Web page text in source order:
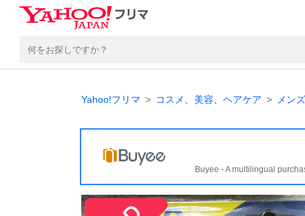
Yahoo!フリマ コスメ、美容、ヘアケア メン
Buyee - A multilingual